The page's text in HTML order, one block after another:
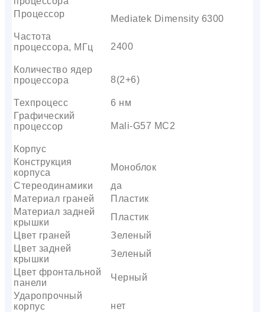
Процессор
Mediatek Dimensity 6300
Частота
процессора, МГц
2400
Количество ядер
процессора
8(2+6)
Техпроцесс
6 нм
Графический
процессор
Mali-G57 MC2
Корпус
Конструкция
корпуса
Моноблок
Стереодинамики
да
Материал граней
Пластик
Материал задней
крышки
Пластик
Цвет граней
Зеленый
Цвет задней
крышки
Зеленый
Цвет фронтальной
панели
Черный
Ударопрочный
корпус
нет